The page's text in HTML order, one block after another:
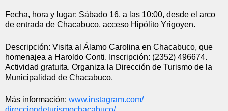
Fecha, hora y lugar: Sábado 16, a las 10:00, desde el arco
de entrada de Chacabuco, acceso Hipólito Yrigoyen.
Descripción: Visita al Álamo Carolina en Chacabuco, que
homenajea a Haroldo Conti. Inscripción: (2352) 496674.
Actividad gratuita. Organiza la Dirección de Turismo de la
Municipalidad de Chacabuco.
Más información: www.instagram.com/